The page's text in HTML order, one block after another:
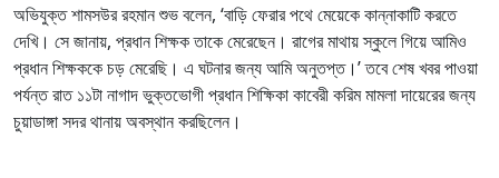
অভিযুক্ত শামসউর রহমান শুভ বলেন, ‘বাড়ি ফেরার পথে মেয়েকে কান্নাকাটি করতে
দেখি। সে জানায়, প্রধান শিক্ষক তাকে মেরেছেন। রাগের মাথায় স্কুলে গিয়ে আমিও
প্রধান শিক্ষককে চড় মেরেছি। এ ঘটনার জন্য আমি অনুতপ্ত।’ তবে শেষ খবর পাওয়া
পর্যন্ত রাত ১১টা নাগাদ ভুক্তভোগী প্রধান শিক্ষিকা কাবেরী করিম মামলা দায়েরের জন্য
চুয়াডাঙ্গা সদর থানায় অবস্থান করছিলেন।